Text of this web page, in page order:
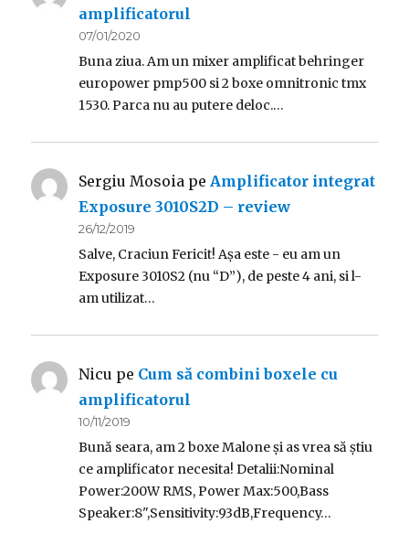
amplificatorul
07/01/2020
Buna ziua. Am un mixer amplificat behringer
europower pmp500 si 2 boxe omnitronic tmx
1530. Parca nu au putere deloc.…
Sergiu Mosoia peAmplificator integrat
Exposure 3010S2D – review
26/12/2019
Salve, Craciun Fericit! Așa este - eu am un
Exposure 3010S2 (nu “D”), de peste 4 ani, si l-
am utilizat…
Nicu pe Cum să combini boxele cu
amplificatorul
10/11/2019
Bună seara, am 2 boxe Malone și as vrea să știu
ce amplificator necesita! Detalii:Nominal
Power:200W RMS, Power Max:500,Bass
Speaker:8",Sensitivity:93dB,Frequency…